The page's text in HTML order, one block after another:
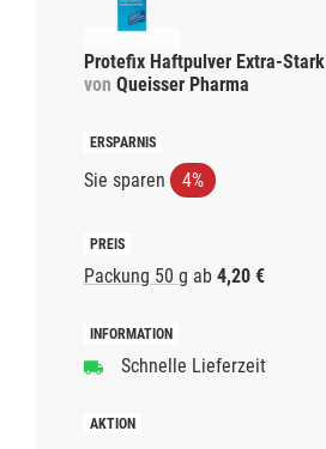
Protefix Haftpulver Extra-Stark
von Queisser Pharma
Sie sparen 4%
Packung 50 g ab 4,20 €
Schnelle Lieferzeit